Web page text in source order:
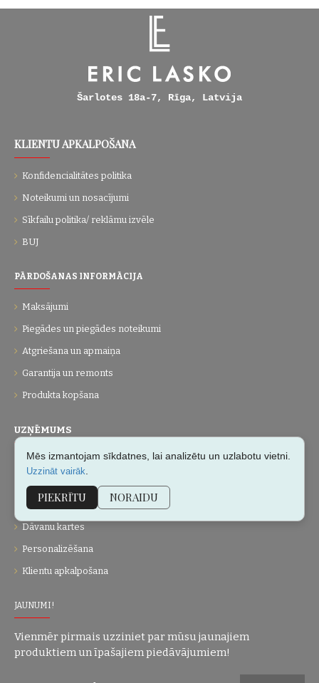
Šarlotes 18a-7, Rīga, Latvija
KLIENTU APKALPOŠANA
Konfidencialitātes politika
Noteikumi un nosacījumi
Sīkfailu politika/ reklāmu izvēle
BUJ
PĀRDOŠANAS INFORMĀCIJA
Maksājumi
Piegādes un piegādes noteikumi
Atgriešana un apmaiņa
Garantija un remonts
Produkta kopšana
UZŅĒMUMS
Par mums
Vietnes karte
Dāvanu kartes
Personalizēšana
Klientu apkalpošana
JAUNUMI!
Vienmēr pirmais uzziniet par mūsu jaunajiem
produktiem un īpašajiem piedāvājumiem!
Mēs izmantojam sīkdatnes, lai analizētu un uzlabotu vietni.
Uzzināt vairāk
PIEKRĪTU NORAIDU